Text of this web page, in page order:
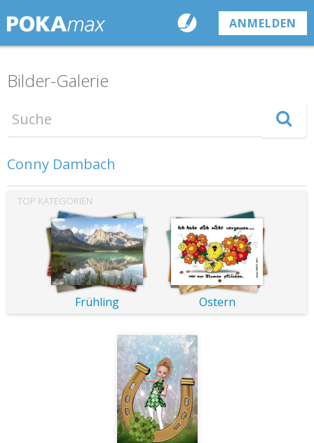
ANMELDEN
Bilder-Galerie
TOP KATEGORIEN
Frühling Ostern